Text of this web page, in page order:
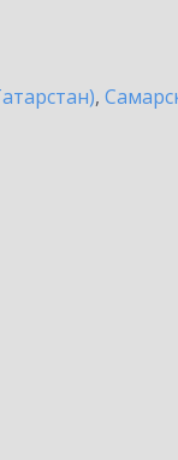
,